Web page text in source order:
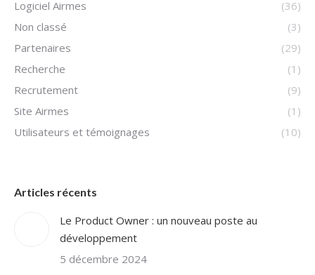
Logiciel Airmes
(36)
Non classé
(3)
Partenaires
(29)
Recherche
(1)
Recrutement
(9)
Site Airmes
(1)
Utilisateurs et témoignages
(10)
Articles récents
Le Product Owner : un nouveau poste au
développement
5 décembre 2024